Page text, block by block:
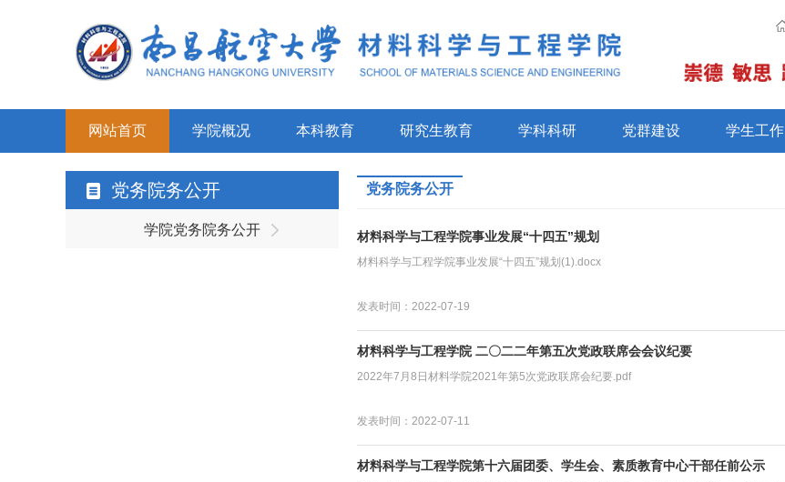
网站首页 学院概况 本科教育 研究生教育 学科科研 党群建设 学生工作
党务院务公开
学院党务院务公开
党务院务公开
材料科学与工程学院事业发展“十四五”规划
材料科学与工程学院事业发展“十四五”规划(1).docx
发表时间：2022-07-19
材料科学与工程学院 二〇二二年第五次党政联席会会议纪要
2022年7月8日材料学院2021年第5次党政联席会纪要.pdf
发表时间：2022-07-11
材料科学与工程学院第十六届团委、学生会、素质教育中心干部任前公示